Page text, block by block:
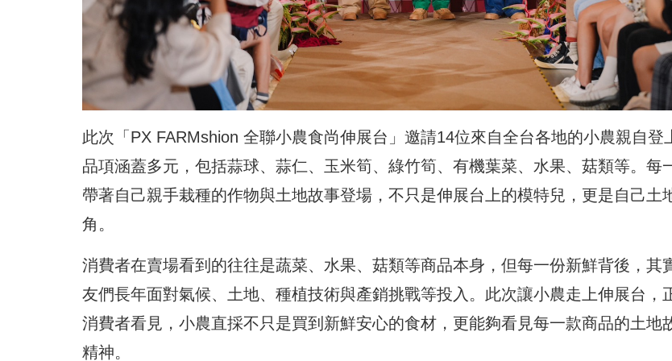
此次「PX FARMshion 全聯小農食尚伸展台」邀請14位來自全台各地的小農親自登
品項涵蓋多元，包括蒜球、蒜仁、玉米筍、綠竹筍、有機葉菜、水果、菇類等。每
帶著自己親手栽種的作物與土地故事登場，不只是伸展台上的模特兒，更是自己土
角。
消費者在賣場看到的往往是蔬菜、水果、菇類等商品本身，但每一份新鮮背後，其
友們長年面對氣候、土地、種植技術與產銷挑戰等投入。此次讓小農走上伸展台，
消費者看見，小農直採不只是買到新鮮安心的食材，更能夠看見每一款商品的土地
精神。